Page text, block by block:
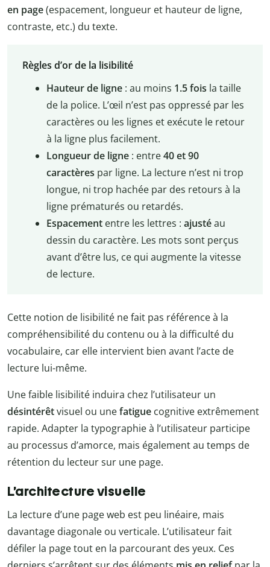
en page(espacement, longueur et hauteur de ligne,
contraste, etc.) du texte.
Règles d’or de la lisibilité
Hauteur de ligne: au moins 1.5 fois la taille
de la police. L’œil n’est pas oppressé par les
caractères ou les lignes et exécute le retour
à la ligne plus facilement.
Longueur de ligne: entre40 et 90
caractères par ligne. La lecture n’est ni trop
longue, ni trop hachée par des retours à la
ligne prématurés ou retardés.
Espacement entre les lettres : ajustéau
dessin du caractère. Les mots sont perçus
avant d’être lus, ce qui augmente la vitesse
de lecture.
Cette notion de lisibilité ne fait pas référence à la
compréhensibilité du contenu ou à la difficulté du
vocabulaire, car elle intervient bien avant l’acte de
lecture lui-même.
Une faible lisibilité induira chez l’utilisateur un
désintérêtvisuel ou unefatigue cognitive extrêmement
rapide. Adapter la typographie à l’utilisateur participe
au processus d’amorce, mais également au temps de
rétention du lecteur sur une page.
L’architecture visuelle
La lecture d’une page web est peu linéaire, mais
davantage diagonale ou verticale. L’utilisateur fait
défiler la page tout en la parcourant des yeux. Ces